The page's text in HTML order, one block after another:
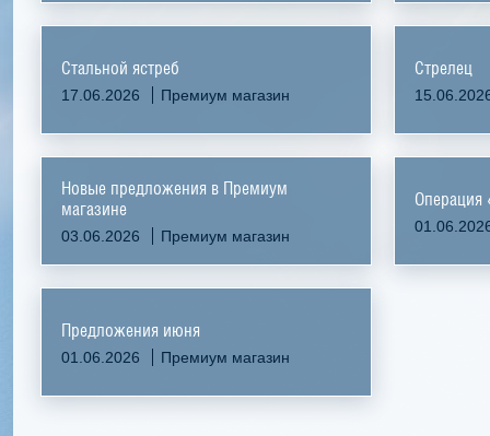
Стальной ястреб
17.06.2026 Премиум магазин
Стрелец
Новые предложения в Премиум
магазине
03.06.2026 Премиум магазин
Предложения июня
01.06.2026 Премиум магазин